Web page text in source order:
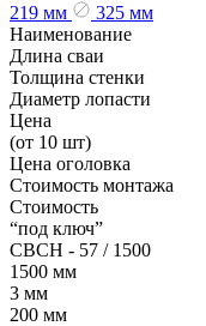
219 мм
325 мм
Наименование
Длина сваи
Толщина стенки
Диаметр лопасти
Цена
(от 10 шт)
Цена оголовка
Стоимость монтажа
Стоимость
“под ключ”
СВСН - 57 / 1500
1500 мм
3 мм
200 мм